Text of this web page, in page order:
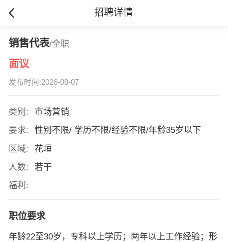
招聘详情
销售代表/全职
面议
发布时间:2026-08-07
类别:
市场营销
要求:
性别不限/ 学历不限/经验不限/年龄35岁以下
区域:
花垣
人数:
若干
福利:
职位要求
年龄22至30岁，专科以上学历；两年以上工作经验；形